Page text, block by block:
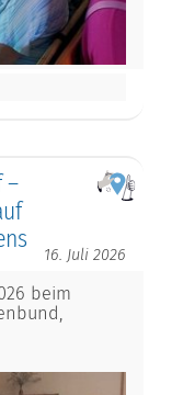
–
16. Juli 2026
beim